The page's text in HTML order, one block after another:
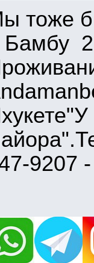
тоже
Бамбу
9207